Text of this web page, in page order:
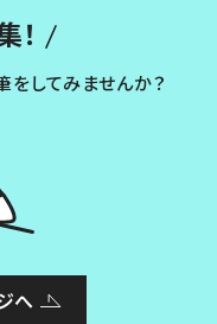
！
をしてみませんか？
へ